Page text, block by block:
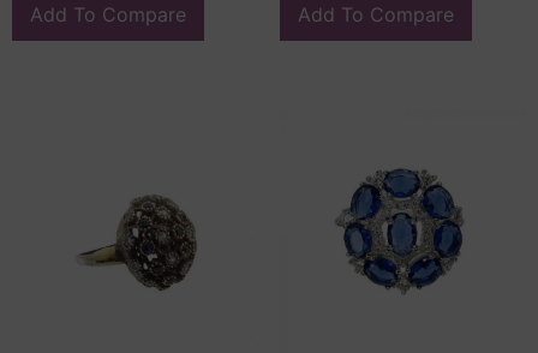
Add To Compare Add To Compare